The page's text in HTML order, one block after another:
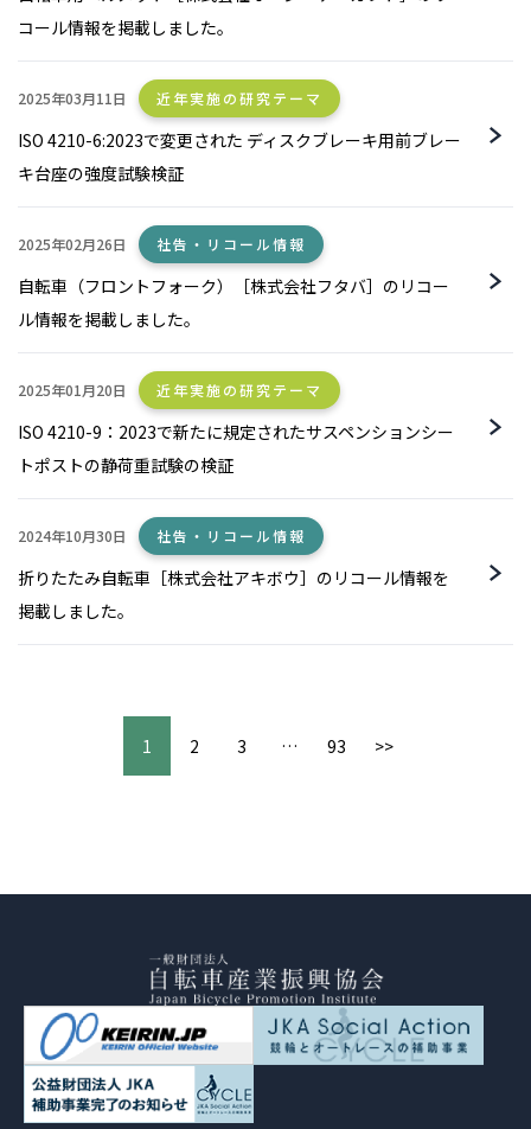
コール情報を掲載しました。
2025年03月11日 近年実施の研究テーマ
ISO 4210-6:2023で変更された ディスクブレーキ用前ブレー
キ台座の強度試験検証
2025年02月26日 社告・リコール情報
自転車（フロントフォーク）［株式会社フタバ］のリコー
ル情報を掲載しました。
2025年01月20日 近年実施の研究テーマ
ISO 4210-9：2023で新たに規定されたサスペンションシー
トポストの静荷重試験の検証
2024年10月30日 社告・リコール情報
折りたたみ自転車［株式会社アキボウ］のリコール情報を
掲載しました。
1 2 3 … 93 >>